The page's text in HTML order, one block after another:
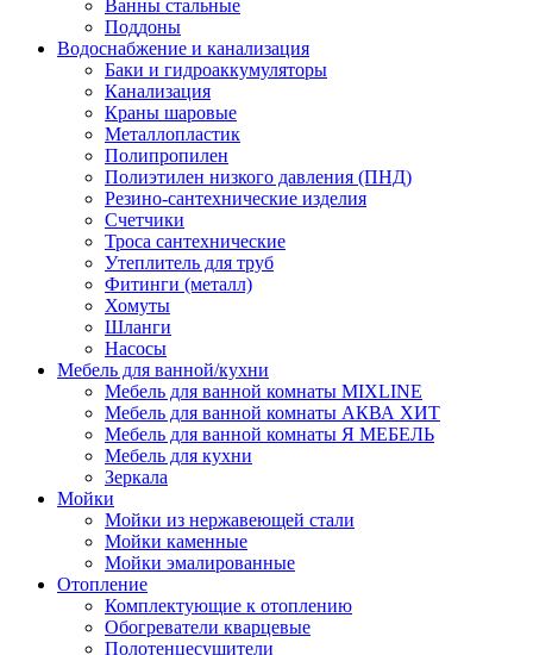
Ванны стальные
Поддоны
Водоснабжение и канализация
Баки и гидроаккумуляторы
Канализация
Краны шаровые
Металлопластик
Полипропилен
Полиэтилен низкого давления (ПНД)
Резино-сантехнические изделия
Счетчики
Троса сантехнические
Утеплитель для труб
Фитинги (металл)
Хомуты
Шланги
Насосы
Мебель для ванной/кухни
Мебель для ванной комнаты MIXLINE
Мебель для ванной комнаты АКВА ХИТ
Мебель для ванной комнаты Я МЕБЕЛЬ
Мебель для кухни
Зеркала
Мойки
Мойки из нержавеющей стали
Мойки каменные
Мойки эмалированные
Отопление
Комплектующие к отоплению
Обогреватели кварцевые
Полотенцесушители